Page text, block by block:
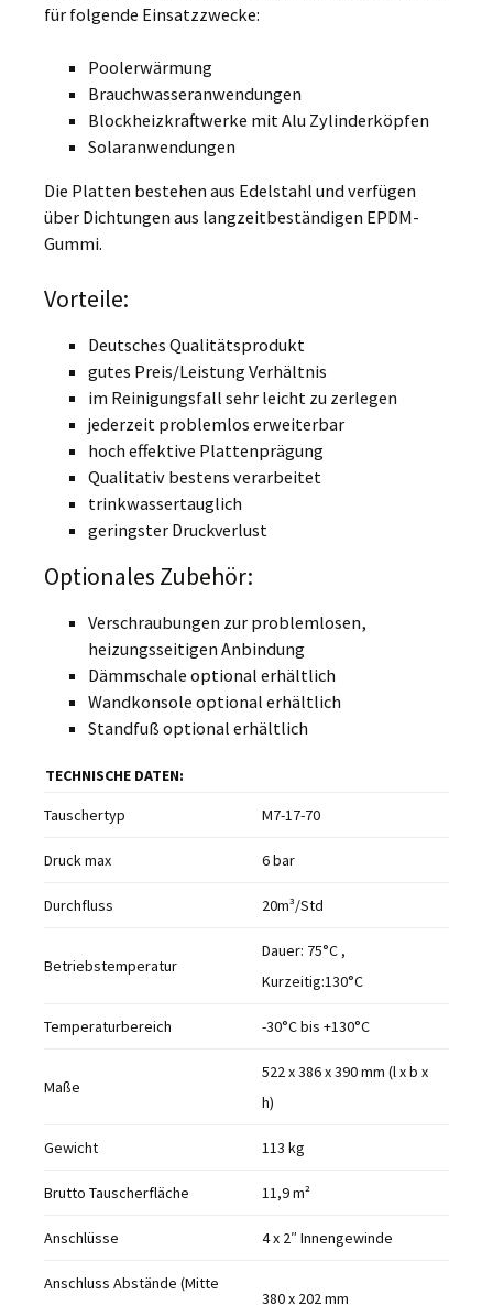
für folgende Einsatzzwecke:
Poolerwärmung
Brauchwasseranwendungen
Blockheizkraftwerke mit Alu Zylinderköpfen
Solaranwendungen
Die Platten bestehen aus Edelstahl und verfügen
über Dichtungen aus langzeitbeständigen EPDM-
Gummi.
Vorteile:
Deutsches Qualitätsprodukt
gutes Preis/Leistung Verhältnis
im Reinigungsfall sehr leicht zu zerlegen
jederzeit problemlos erweiterbar
hoch effektive Plattenprägung
Qualitativ bestens verarbeitet
trinkwassertauglich
geringster Druckverlust
Optionales Zubehör:
Verschraubungen zur problemlosen,
heizungsseitigen Anbindung
Dämmschale optional erhältlich
Wandkonsole optional erhältlich
Standfuß optional erhältlich
TECHNISCHE DATEN:
Tauschertyp
M7-17-70
Druck max 6 bar
Durchfluss 20m³/Std
Betriebstemperatur
Dauer: 75°C ,
Kurzeitig:130°C
Temperaturbereich -30°C bis +130°C
Maße
522 x 386 x 390 mm (l x b x
h)
Gewicht 113 kg
Brutto Tauscherfläche 11,9 m²
Anschlüsse 4 x 2″ Innengewinde
Anschluss Abstände (Mitte
380 x 202 mm